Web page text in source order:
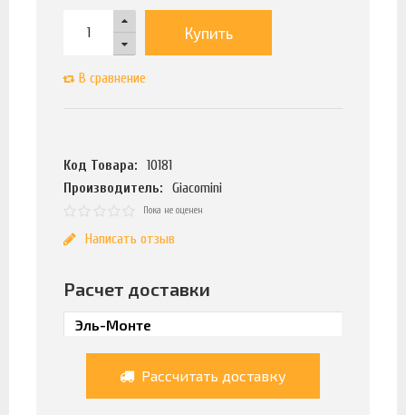
Купить
В сравнение
Код Товара:
10181
Производитель:
Giacomini
Пока не оценен
Написать отзыв
Расчет доставки
Рассчитать доставку